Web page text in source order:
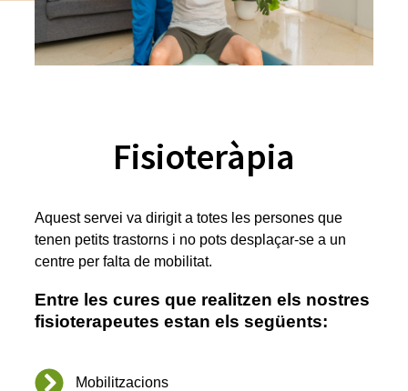
Fisioteràpia
Aquest servei va dirigit a totes les persones que
tenen petits trastorns i no pots desplaçar-se a un
centre per falta de mobilitat.
Entre les cures que realitzen els nostres
fisioterapeutes estan els següents:
Mobilitzacions